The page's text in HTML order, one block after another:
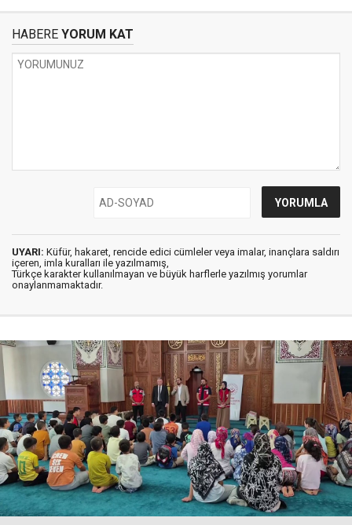
HABERE YORUM KAT
UYARI: Küfür, hakaret, rencide edici cümleler veya imalar, inançlara saldırı
içeren, imla kuralları ile yazılmamış,
Türkçe karakter kullanılmayan ve büyük harflerle yazılmış yorumlar
onaylanmamaktadır.